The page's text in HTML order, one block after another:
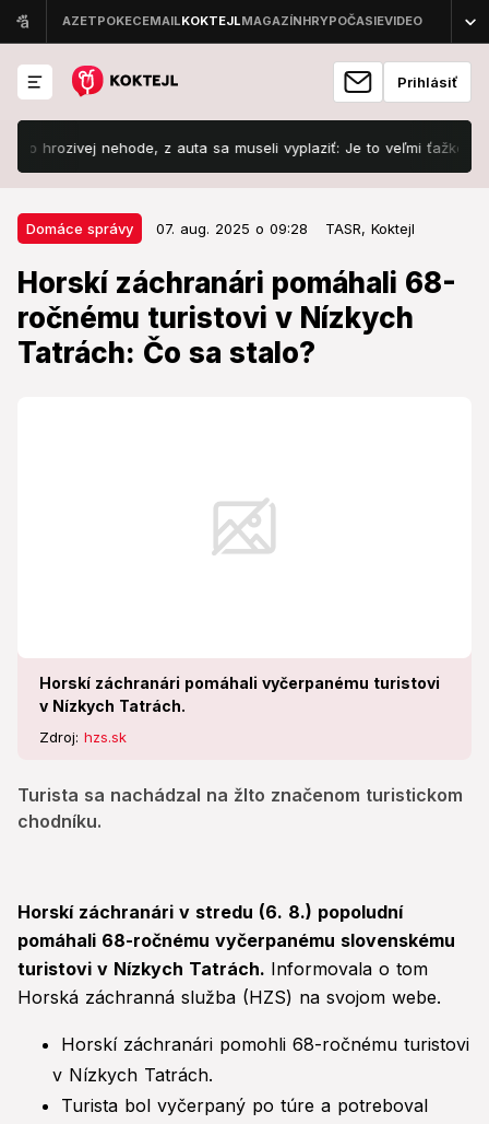
Prihlásiť
nehode, z auta sa museli vyplaziť: Je to veľmi ťažké!
Domáce správy 07. aug. 2025 o 09:28 TASR, Koktejl
Horskí záchranári pomáhali 68-
ročnému turistovi v Nízkych
Tatrách: Čo sa stalo?
Horskí záchranári pomáhali vyčerpanému turistovi
v Nízkych Tatrách.
Zdroj: hzs.sk
Turista sa nachádzal na žlto značenom turistickom
chodníku.
Domáce správy 07. aug. 2025 o 09:28
Horskí záchranári pomáhali 68-
ročnému turistovi v Nízkych
Tatrách: Čo sa stalo?
Horskí záchranári v stredu (6. 8.) popoludní
pomáhali 68-ročnému vyčerpanému slovenskému
turistovi v Nízkych Tatrách. Informovala o tom
Horská záchranná služba (HZS) na svojom webe.
Horskí záchranári pomohli 68-ročnému turistovi
v Nízkych Tatrách.
Turista bol vyčerpaný po túre a potreboval